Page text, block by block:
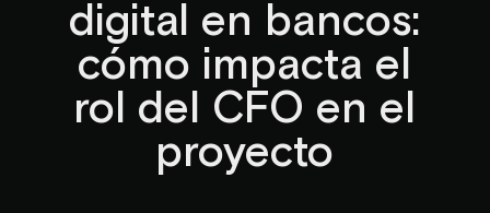
digital en bancos:
cómo impacta el
rol del CFO en el
proyecto